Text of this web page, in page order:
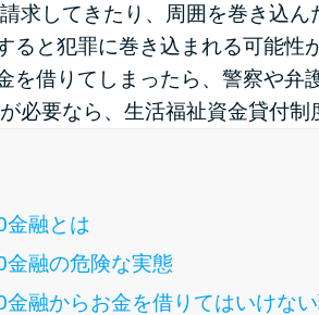
求してきたり、周囲を巻き込
ると犯罪に巻き込まれる可能性
を借りてしまったら、警察や弁
必要なら、生活福祉資金貸付制
金融とは
金融の危険な実態
金融からお金を借りてはいけな